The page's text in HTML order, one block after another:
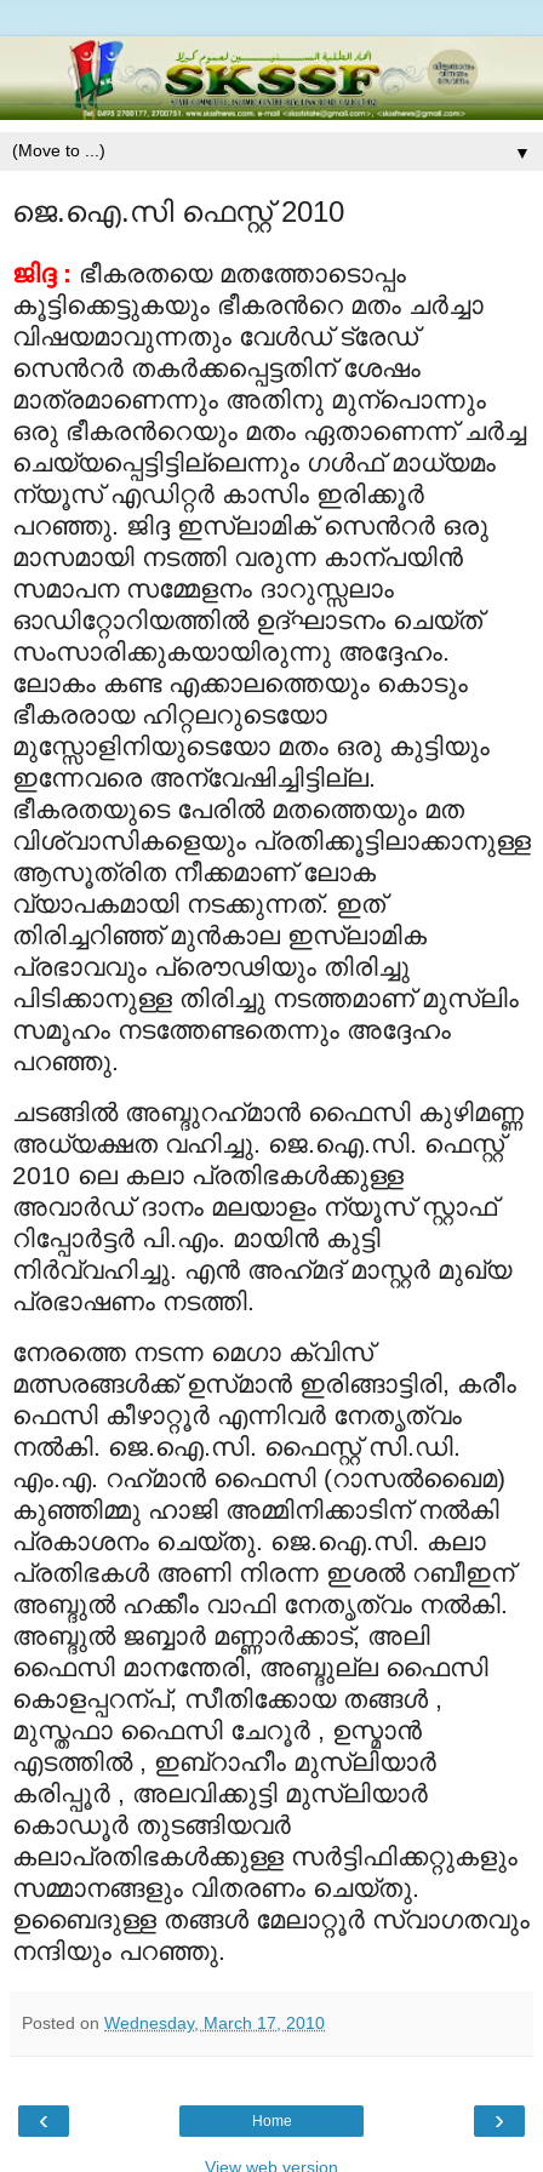
▼
ജെ.ഐ.സി ഫെസ്റ്റ് 2010
ജിദ്ദ : ഭീകരതയെ മതത്തോടൊപ്പം
കൂട്ടിക്കെട്ടുകയും ഭീകരന്‍റെ മതം ചര്‍ച്ചാ
വിഷയമാവുന്നതും വേള്‍ഡ് ട്രേഡ്
സെന്‍റര്‍ തകര്‍ക്കപ്പെട്ടതിന് ശേഷം
മാത്രമാണെന്നും അതിനു മുന്പൊന്നും
ഒരു ഭീകരന്‍റെയും മതം ഏതാണെന്ന് ചര്‍ച്ച
ചെയ്യപ്പെട്ടിട്ടില്ലെന്നും ഗള്‍ഫ് മാധ്യമം
ന്യൂസ് എഡിറ്റര്‍ കാസിം ഇരിക്കൂര്‍
പറഞ്ഞു. ജിദ്ദ ഇസ്‍ലാമിക് സെന്‍റര്‍ ഒരു
മാസമായി നടത്തി വരുന്ന കാന്പയിന്‍
സമാപന സമ്മേളനം ദാറുസ്സലാം
ഓഡിറ്റോറിയത്തില്‍ ഉദ്ഘാടനം ചെയ്ത്
സംസാരിക്കുകയായിരുന്നു അദ്ദേഹം.
ലോകം കണ്ട എക്കാലത്തെയും കൊടും
ഭീകരരായ ഹിറ്റലറുടെയോ
മുസ്സോളിനിയുടെയോ മതം ഒരു കുട്ടിയും
ഇന്നേവരെ അന്വേഷിച്ചിട്ടില്ല.
ഭീകരതയുടെ പേരില്‍ മതത്തെയും മത
വിശ്വാസികളെയും പ്രതിക്കൂട്ടിലാക്കാനുള്ള
ആസൂത്രിത നീക്കമാണ് ലോക
വ്യാപകമായി നടക്കുന്നത്. ഇത്
തിരിച്ചറിഞ്ഞ് മുന്‍കാല ഇസ്‍ലാമിക
പ്രഭാവവും പ്രൌഢിയും തിരിച്ചു
പിടിക്കാനുള്ള തിരിച്ചു നടത്തമാണ് മുസ്‍ലിം
സമൂഹം നടത്തേണ്ടതെന്നും അദ്ദേഹം
പറഞ്ഞു.
ചടങ്ങില്‍ അബ്ദുറഹ്‍മാന്‍ ഫൈസി കുഴിമണ്ണ
അധ്യക്ഷത വഹിച്ചു. ജെ.ഐ.സി. ഫെസ്റ്റ്
2010 ലെ കലാ പ്രതിഭകള്‍ക്കുള്ള
അവാര്‍ഡ് ദാനം മലയാളം ന്യൂസ് സ്റ്റാഫ്
റിപ്പോര്‍ട്ടര്‍ പി.എം. മായിന്‍ കുട്ടി
നിര്‍വ്വഹിച്ചു. എന്‍ അഹ്‍മദ് മാസ്റ്റര്‍ മുഖ്യ
പ്രഭാഷണം നടത്തി.
നേരത്തെ നടന്ന മെഗാ ക്വിസ്
മത്സരങ്ങള്‍ക്ക് ഉസ്‍മാന്‍ ഇരിങ്ങാട്ടിരി, കരീം
ഫെസി കീഴാറ്റൂര്‍ എന്നിവര്‍ നേതൃത്വം
നല്‍കി. ജെ.ഐ.സി. ഫൈസ്റ്റ് സി.ഡി.
എം.എ. റഹ്‍മാന്‍ ഫൈസി (റാസല്‍ഖൈമ)
കുഞ്ഞിമ്മു ഹാജി അമ്മിനിക്കാടിന് നല്‍കി
പ്രകാശനം ചെയ്തു. ജെ.ഐ.സി. കലാ
പ്രതിഭകള്‍ അണി നിരന്ന ഇശല്‍ റബീഇന്
അബ്ദുല്‍ ഹക്കീം വാഫി നേതൃത്വം നല്‍കി.
അബ്ദുല്‍ ജബ്ബാര്‍ മണ്ണാര്‍ക്കാട്, അലി
ഫൈസി മാനന്തേരി, അബ്ദുല്ല ഫൈസി
കൊളപ്പറന്പ്, സീതിക്കോയ തങ്ങള്‍ ,
മുസ്തഫാ ഫൈസി ചേറൂര്‍ , ഉസ്മാന്‍
എടത്തില്‍ , ഇബ്റാഹീം മുസ്‍ലിയാര്‍
കരിപ്പൂര്‍ , അലവിക്കുട്ടി മുസ്‍ലിയാര്‍
കൊഡൂര്‍ തുടങ്ങിയവര്‍
കലാപ്രതിഭകള്‍ക്കുള്ള സര്‍ട്ടിഫിക്കറ്റുകളും
സമ്മാനങ്ങളും വിതരണം ചെയ്തു.
ഉബൈദുള്ള തങ്ങള്‍ മേലാറ്റൂര്‍ സ്വാഗതവും
നന്ദിയും പറഞ്ഞു.
Posted on Wednesday, March 17, 2010
‹ ›
Home
View web version